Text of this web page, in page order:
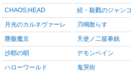
CHAOS;HEAD 続・殺戮のジャン
月光のカルネヴァーレ 刃鳴散らす
塵骸魔京 天使ノ二挺拳銃
沙耶の唄 デモンベイン
ハローワールド 鬼哭街